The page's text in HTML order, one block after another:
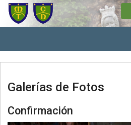
Galerías de Fotos
Confirmación